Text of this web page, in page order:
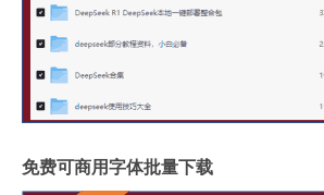
免费可商用字体批量下载